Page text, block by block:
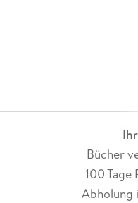
Bücher
100
Abholung